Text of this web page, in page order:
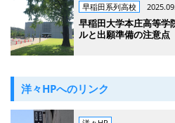
早稲田系列高校
早稲田大学本庄高等
ルと出願準備の注意点
洋々HPへのリンク